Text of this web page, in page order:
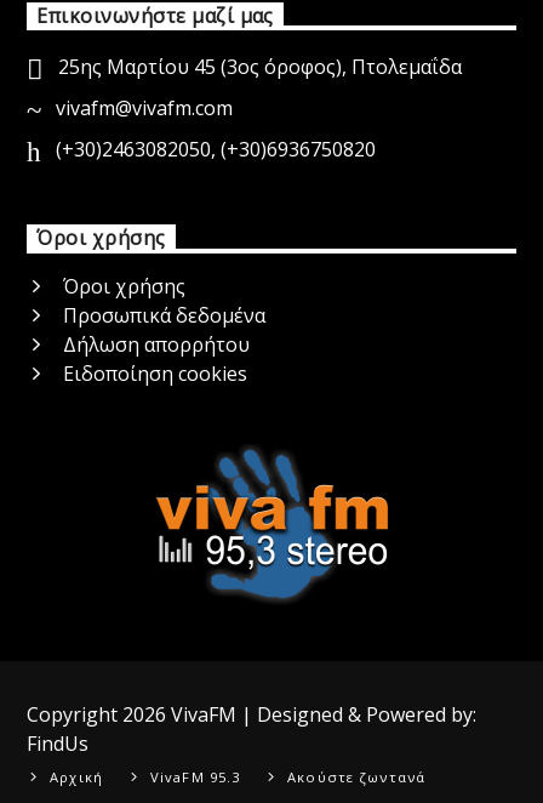
Επικοινωνήστε μαζί μας
25ης Μαρτίου 45 (3ος όροφος), Πτολεμαΐδα
vivafm@vivafm.com
(+30)2463082050, (+30)6936750820
Όροι χρήσης
Όροι χρήσης
Προσωπικά δεδομένα
Δήλωση απορρήτου
Ειδοποίηση cookies
Copyright 2026VivaFM | Designed & Powered by:
FindUs
Αρχική VivaFM 95.3 Ακούστε ζωντανά